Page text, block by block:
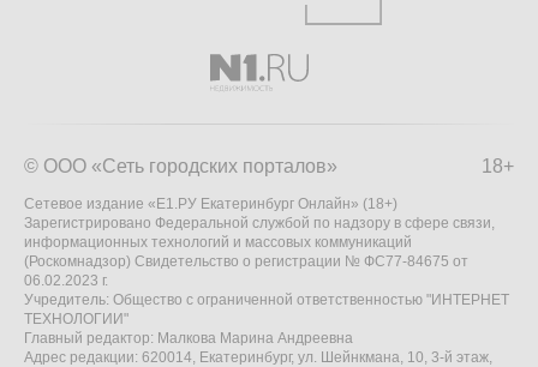
18+
© ООО «Сеть городских порталов»
Сетевое издание «Е1.РУ Екатеринбург Онлайн» (18+)
Зарегистрировано Федеральной службой по надзору в сфере связи,
информационных технологий и массовых коммуникаций
(Роскомнадзор) Свидетельство о регистрации № ФС77-84675 от
06.02.2023 г.
Учредитель: Общество с ограниченной ответственностью "ИНТЕРНЕТ
ТЕХНОЛОГИИ"
Главный редактор: Малкова Марина Андреевна
Адрес редакции: 620014, Екатеринбург, ул. Шейнкмана, 10, 3-й этаж,